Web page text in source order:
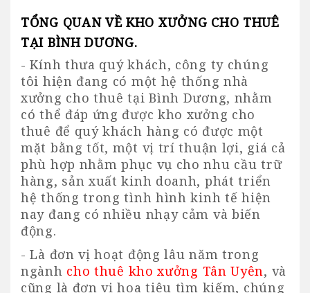
TỔNG QUAN VỀ KHO XƯỞNG CHO THUÊ
TẠI BÌNH DƯƠNG.
- Kính thưa quý khách, công ty chúng
tôi hiện đang có một hệ thống nhà
xưởng cho thuê tại Bình Dương, nhằm
có thể đáp ứng được kho xưởng cho
thuê để quý khách hàng có được một
mặt bằng tốt, một vị trí thuận lợi, giá cả
phù hợp nhằm phục vụ cho nhu cầu trữ
hàng, sản xuất kinh doanh, phát triển
hệ thống trong tình hình kinh tế hiện
nay đang có nhiều nhạy cảm và biến
động.
- Là đơn vị hoạt động lâu năm trong
ngành cho thuê kho xưởng Tân Uyên, và
cũng là đơn vị hoa tiêu tìm kiếm, chúng